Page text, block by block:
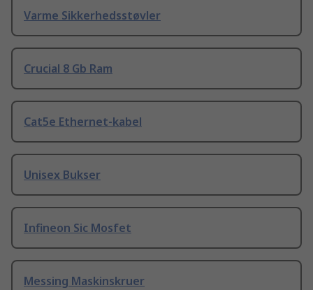
Varme Sikkerhedsstøvler
Crucial 8 Gb Ram
Cat5e Ethernet-kabel
Unisex Bukser
Infineon Sic Mosfet
Messing Maskinskruer